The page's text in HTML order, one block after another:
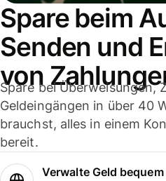
Spare beim
Senden und
von
Spare bei Überweisungen,
Geldeingängen in über 40
brauchst, alles in einem
bereit.
Verwalte Geld